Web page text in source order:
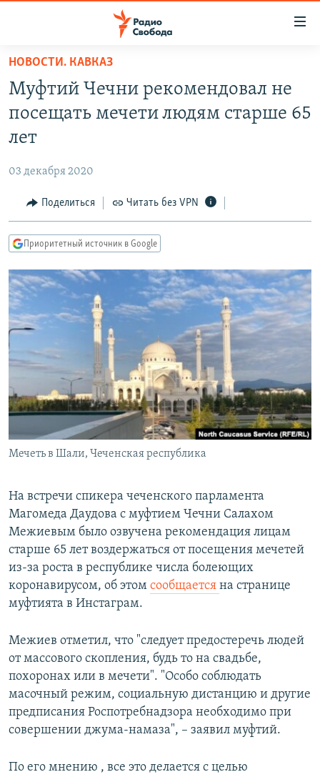
упрощенного
доступа
основному
Вернутся
Вернутся
поиску
ПРОГРАММЫ
ПОДКАСТЫ
МНЕНИЯ
КУЛЬТУРА
КАВКАЗ.РЕАЛИИ
СЕВЕР.РЕАЛИИ
СИБИРЬ.РЕАЛИИ
РАСПИСАНИЕ ВЕЩАНИЯ
ПОДПИШИТЕСЬ НА РАССЫЛКУ
СОЦИАЛЬНЫЕ СЕТИ
Все сайты РСЕ/РС
НОВОСТИ. КАВКАЗ
Муфтий Чечни рекомендовал не
посещать мечети людям старше 65
лет
03 декабря 2020
Поделиться Читать без VPN
Приоритетный источник в Google
Мечеть в Шали, Чеченская республика
На встречи спикера чеченского парламента
Магомеда Даудова с муфтием Чечни Салахом
Межиевым было озвучена рекомендация лицам
старше 65 лет воздержаться от посещения мечетей
из-за роста в республике числа болеющих
коронавирусом, об этом сообщается на странице
муфтията в Инстаграм.
Межиев отметил, что "следует предостеречь людей
от массового скопления, будь то на свадьбе,
похоронах или в мечети". "Особо соблюдать
масочный режим, социальную дистанцию и другие
предписания Роспотребнадзора необходимо при
совершении джума-намаза", – заявил муфтий.
По его мнению , все это делается с целью